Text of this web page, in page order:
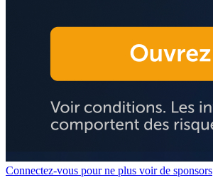
Connectez-vous pour ne plus voir de sponsors